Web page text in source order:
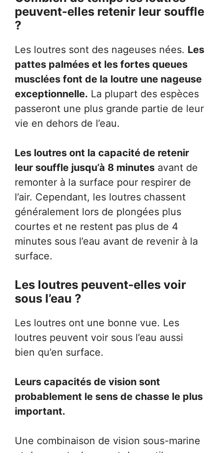
peuvent-elles retenir leur souffle
?
Les loutres sont des nageuses nées. Les
pattes palmées et les fortes queues
musclées font de la loutre une nageuse
exceptionnelle. La plupart des espèces
passeront une plus grande partie de leur
vie en dehors de l’eau.
Les loutres ont la capacité de retenir
leur souffle jusqu’à 8 minutes avant de
remonter à la surface pour respirer de
l’air. Cependant, les loutres chassent
généralement lors de plongées plus
courtes et ne restent pas plus de 4
minutes sous l’eau avant de revenir à la
surface.
Les loutres peuvent-elles voir
sous l’eau ?
Les loutres ont une bonne vue. Les
loutres peuvent voir sous l’eau aussi
bien qu’en surface.
Leurs capacités de vision sont
probablement le sens de chasse le plus
important.
Une combinaison de vision sous-marine